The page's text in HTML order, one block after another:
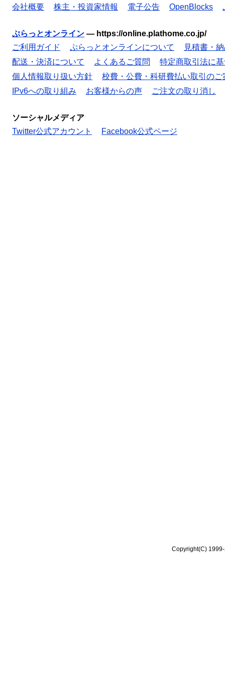
会社概要 株主・投資家情報 電子公告 OpenBlocks
ぷらっとオンライン — https://online.plathome.co.jp/
ご利用ガイド
ぷらっとオンラインについて
見積書・
配送・決済について
よくあるご質問
特定商取引法に
個人情報取り扱い方針
校費・公費・科研費払い取引のご
IPv6への取り組み
お客様からの声 ご注文の取り消し
ソーシャルメディア
Twitter公式アカウント
Facebook公式ページ
Copyright(C)